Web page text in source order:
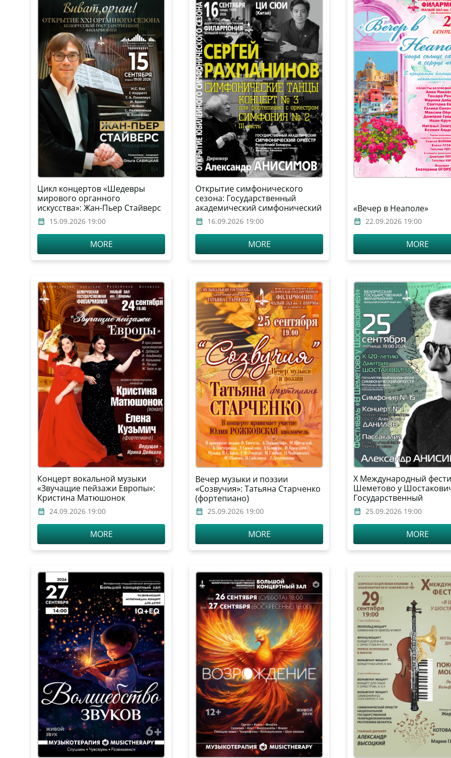
Цикл концертов «Шедевры
мирового органного
искусства»: Жан-Пьер Стайверс
(Нидерланды)
15.09.2026 19:00
MORE
Открытие симфонического
сезона: Государственный
академический симфонический
оркестр Республики Беларусь,
дирижёр – Александр
Анисимов, солист – Ци
Сюи (фортепиано, Китай)
16.09.2026 19:00
MORE
«Вечер в Неаполе»
22.09.2026 19:00
MORE
Концерт вокальной музыки
«Звучащие пейзажи Европы»:
Кристина Матюшонок
(сопрано), Елена Кузьмич
(фортепиано)
24.09.2026 19:00
MORE
Вечер музыки и поэзии
«Созвучия»: Татьяна Старченко
(фортепиано)
25.09.2026 19:00
MORE
Х Международный
Шеметово у
Государственный
академический
оркестр Республики
дирижёр – Александр
Анисимов, солист –
Данилов (фортепиано)
25.09.2026 19:00
MORE